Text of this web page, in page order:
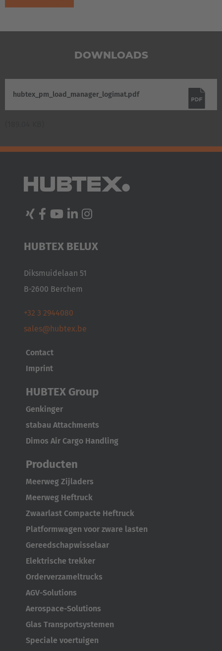
AMERICA
Português
English
Australia
English
Japan
Japanese
Türkiye
Türkçe
DOWNLOADS
hubtex_pm_load_manager_logimat.pdf
HUBTEX BELUX
Diksmuidelaan 51
B-2600 Berchem
+32 3 2944080
sales@hubtex.be
Contact
Imprint
HUBTEX Group
Genkinger
stabau Attachments
Dimos Air Cargo Handling
Producten
Meerweg Zijladers
Meerweg Heftruck
Zwaarlast Compacte Heftruck
Platformwagen voor zware lasten
Gereedschapwisselaar
Elektrische trekker
Orderverzameltrucks
AGV-Solutions
Aerospace-Solutions
Glas Transportsystemen
Speciale voertuigen